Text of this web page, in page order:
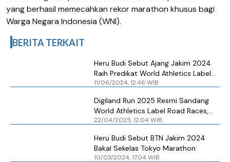
yang berhasil memecahkan rekor marathon khusus bagi
Warga Negara Indonesia (WNI).
BERITA TERKAIT
Heru Budi Sebut Ajang Jakim 2024
Raih Predikat World Athletics Label
Road Races
11/06/2024, 12.46 WIB
Digiland Run 2025 Resmi Sandang
World Athletics Label Road Races,
Siap Jadi Ajang Lari Berkelas Dunia
22/04/2025, 12.04 WIB
Heru Budi Sebut BTN Jakim 2024
Bakal Sekelas Tokyo Marathon
10/03/2024, 17.04 WIB